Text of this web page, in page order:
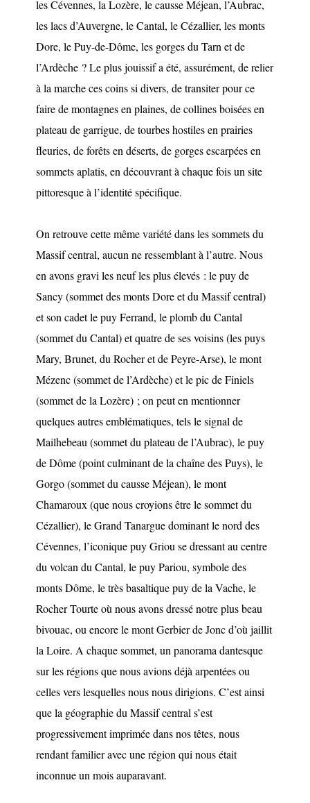
les Cévennes, la Lozère, le causse Méjean, l’Aubrac,
les lacs d’Auvergne, le Cantal, le Cézallier, les monts
Dore, le Puy-de-Dôme, les gorges du Tarn et de
l’Ardèche ? Le plus jouissif a été, assurément, de relier
à la marche ces coins si divers, de transiter pour ce
faire de montagnes en plaines, de collines boisées en
plateau de garrigue, de tourbes hostiles en prairies
fleuries, de forêts en déserts, de gorges escarpées en
sommets aplatis, en découvrant à chaque fois un site
pittoresque à l’identité spécifique.
On retrouve cette même variété dans les sommets du
Massif central, aucun ne ressemblant à l’autre. Nous
en avons gravi les neuf les plus élevés : le puy de
Sancy (sommet des monts Dore et du Massif central)
et son cadet le puy Ferrand, le plomb du Cantal
(sommet du Cantal) et quatre de ses voisins (les puys
Mary, Brunet, du Rocher et de Peyre-Arse), le mont
Mézenc (sommet de l’Ardèche) et le pic de Finiels
(sommet de la Lozère) ; on peut en mentionner
quelques autres emblématiques, tels le signal de
Mailhebeau (sommet du plateau de l’Aubrac), le puy
de Dôme (point culminant de la chaîne des Puys), le
Gorgo (sommet du causse Méjean), le mont
Chamaroux (que nous croyions être le sommet du
Cézallier), le Grand Tanargue dominant le nord des
Cévennes, l’iconique puy Griou se dressant au centre
du volcan du Cantal, le puy Pariou, symbole des
monts Dôme, le très basaltique puy de la Vache, le
Rocher Tourte où nous avons dressé notre plus beau
bivouac, ou encore le mont Gerbier de Jonc d’où jaillit
la Loire. A chaque sommet, un panorama dantesque
sur les régions que nous avions déjà arpentées ou
celles vers lesquelles nous nous dirigions. C’est ainsi
que la géographie du Massif central s’est
progressivement imprimée dans nos têtes, nous
rendant familier avec une région qui nous était
inconnue un mois auparavant.